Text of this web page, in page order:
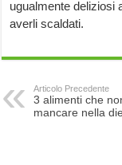
ugualmente deliziosi
averli scaldati.
Articolo Precedente
3 alimenti che
mancare nella